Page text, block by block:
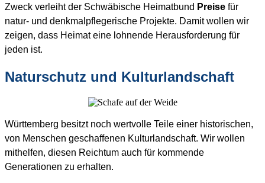
Zweck verleiht der Schwäbische Heimatbund Preise für
natur- und denkmalpflegerische Projekte. Damit wollen wir
zeigen, dass Heimat eine lohnende Herausforderung für
jeden ist.
Naturschutz und Kulturlandschaft
Württemberg besitzt noch wertvolle Teile einer historischen,
von Menschen geschaffenen Kulturlandschaft. Wir wollen
mithelfen, diesen Reichtum auch für kommende
Generationen zu erhalten.